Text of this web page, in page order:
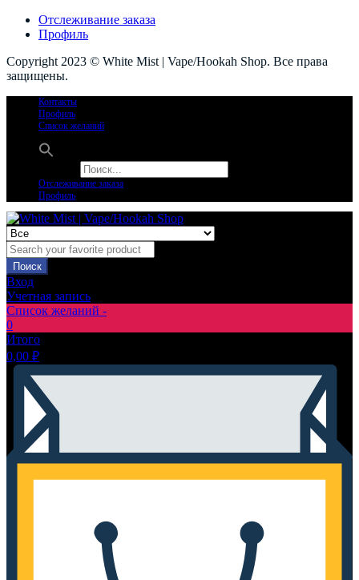
Отслеживание заказа
Профиль
Copyright 2023 © White Mist | Vape/Hookah Shop. Все права
защищены.
Контакты
Профиль
Список желаний
Отслеживание заказа
Профиль
Поиск
Вход
Учетная запись
Список желаний -
0
Итого
0,00 ₽